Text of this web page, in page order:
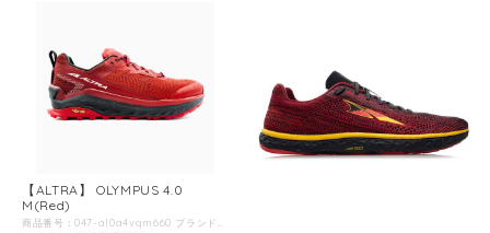
【ALTRA】 OLYMPUS 4.0
M(Red)
商品番号：047-al0a4vqm660 ブランド名：ALTRA / アルトラ / 商品名：オリンパス 4.0 メンズ RD 商品説明：マックスクッションシューズ・オリンパスが4となり全く新しい外観に生まれ変わり、機能面でも大きな進化を遂げました。それに伴い、エンジニアードメッシュアッパーは通気性と耐久性が強化されました。また、プレミアムタンが追加され、より快適な履き心地とホールド感が向上しました。かかとは丸みを帯びており、かかとからつま先までのスムーズな足運びを促し、InnerFlex?ミッドソールが柔軟性とパフォーマンスを向上させます。そして、スタックハイト が33mmあり、いわゆる厚底シューズでありながら、真上から見た際靴底に近くにつれ広がる形状やアウトソールの形状によって安定感を大きく向上させています。最後に、ビブラム?メガグリップ?アウトソールやゲイタートラップ?など、オリンパスの必需品はそのままにしておきました。 Color：Red＊第2画像以降の画像は別のカラーの商品を使用している場合があります。 こちらの商品のカラーは第1画像のカラーとなります。 インソール：- ミッドソール：コンプレッションモデル EVA アウトソール：Vibram?MegaGrip? スタックハイト：33mm アッパー：耐久性に優れたエンジニアードメッシュ 店長からの一言：一見見た目の変更のようだが、細部にわたってよく見ると、かなりのバージョンアップだということがわかってくる。 まずはアッパーの材質がこれまでより強度が増しているようにみえるが実際足を通すと思った以上に中の蒸れを感じない。つまり通気性が格段に向上している。これはロングを走るときに使用する私にとってとてもありがたいことです。 続いてアウトソールの中央に大きく割れ目のようにあるデザインがまた更に際立っている。これはダブルベットのコマーシャルでもよく紹介されるような、パートナーの邪魔をせずに寝がえりが打てる。つまり左右に来る衝撃をもう片方へ影響を軽減することができるということだ。 ヒールストライクを回避するシューズを作りたい：私の父は学生時代にアメリカンフットボールで膝を故障してしまい。医師からは「もう二度と走る事は出来ないだろう。」と言われていました。その後、父は独学で膝に衝撃のかからない走り方を学び「ヒールストライク」のしない走り方を実践するようになりました。それを続ける事でだんだんと走れるようになり、メジャーなマラソン大会で入賞出来るほどまでになりました。そして現在はシューズの専門家としてロッキーマウンテンにランニングショップを持っています。 ランニングショップをオープンしてから20年経ちますが未だに運動学的に自然で「正しい」シューズは存在せず、クライアントに対して最適なシューズを提供する事が出来ないでいました。 我々は沢山のリサーチをし、その結果「自然な体の動き」を実現させるために「ヒールストライク」を最小限に抑える靴にたどり着きました。 コンセプトは「自然な走り方」ができる究極のシューズ：その後、様々なエキスパート達と共に試行錯誤を繰り返し、我々の熱意が一つのシューズ「ALTRA Zero Drop シューズ」を作り出しました。それが今のバランスクッションに通じています。ここまでくるのに沢山の困難を乗り越えなくては行けませんでした。その中でも常にブレる事の無いコンセプトとして「自然の走り方」を実現させるためのシューズ作りを持ち続けていました。 我々は今後もその熱意を持ち続け、走る事の楽しみを伝えて行きたいと思っています。